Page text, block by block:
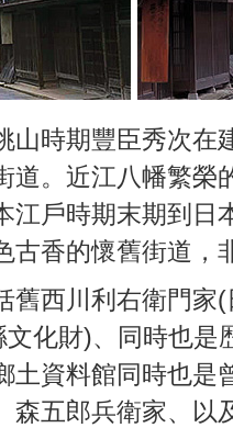
山時期豐臣秀次在
道。近江八幡繁榮
江戶時期末期到日
古香的懷舊街道，
舊西川利右衛門家
化財)、同時也是
土資料館同時也是
森五郎兵衛家、以